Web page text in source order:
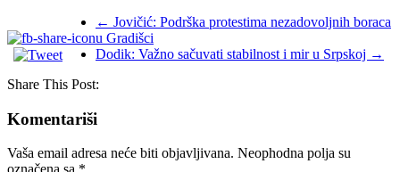
← Jovičić: Podrška protestima nezadovoljnih boraca
u Gradišci
Dodik: Važno sačuvati stabilnost i mir u Srpskoj →
Share This Post:
Komentariši
Vaša email adresa neće biti objavljivana. Neophodna polja su